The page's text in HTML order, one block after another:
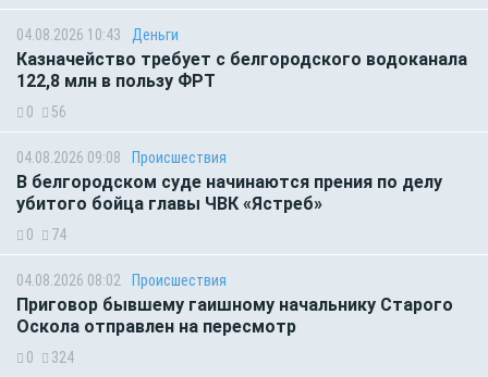
04.08.2026 10:43 Деньги
Казначейство требует с белгородского водоканала
122,8 млн в пользу ФРТ
0 56
04.08.2026 09:08 Происшествия
В белгородском суде начинаются прения по делу
убитого бойца главы ЧВК «Ястреб»
0 74
04.08.2026 08:02 Происшествия
Приговор бывшему гаишному начальнику Старого
Оскола отправлен на пересмотр
0 324